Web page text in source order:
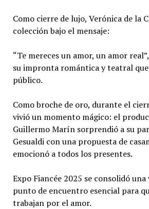
Como cierre de lujo, Verónica de la
colección bajo el mensaje:
“Te mereces un amor, un amor
su impronta romántica y teatral
público.
Como broche de oro, durante el
vivió un momento mágico: el
Guillermo Marín sorprendió a su
Gesualdi con una propuesta de
emocionó a todos los presentes.
Expo Fiancée 2025 se consolidó una
punto de encuentro esencial para
trabajan por el amor.